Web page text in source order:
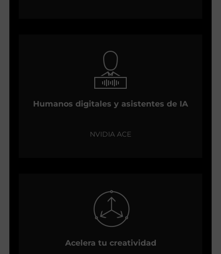
Humanos digitales y asistentes de IA
NVIDIA ACE
Acelera tu creatividad